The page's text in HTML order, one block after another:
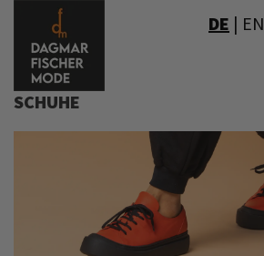
ZUM
DE | EN
SCHUHE